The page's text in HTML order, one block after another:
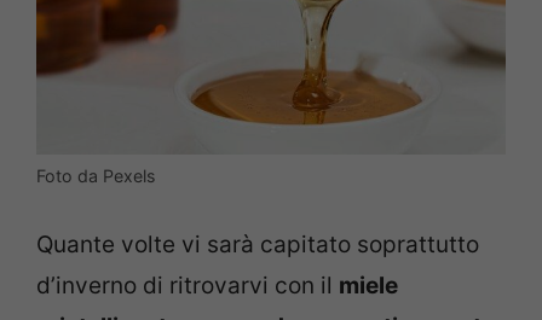
Foto da Pexels
Quante volte vi sarà capitato soprattutto
d’inverno di ritrovarvi con il miele